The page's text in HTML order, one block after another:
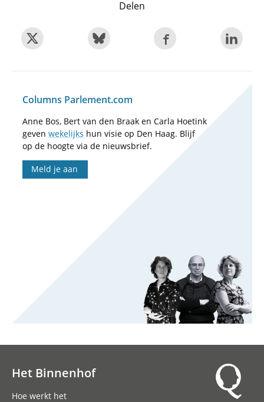
Delen
Columns Parlement.com
Anne Bos, Bert van den Braak en Carla Hoetink
geven wekelijks hun visie op Den Haag. Blijf
op de hoogte via de nieuwsbrief.
Meld je aan
Het Binnenhof
Hoe werkt het